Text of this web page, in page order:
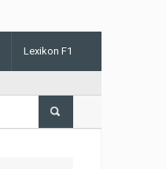
Lexikon F1